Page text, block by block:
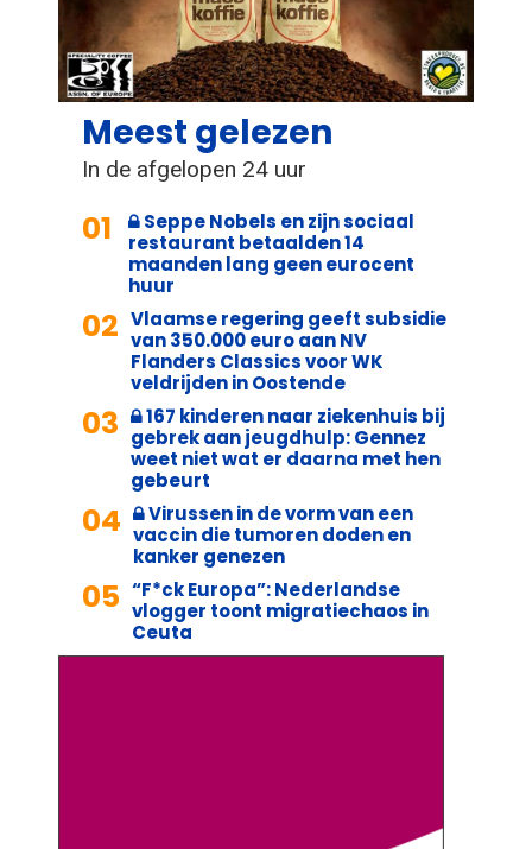
Meest gelezen
In de afgelopen 24 uur
01
Seppe Nobels en zijn sociaal
restaurant betaalden 14
maanden lang geen eurocent
huur
02 Vlaamse regering geeft subsidie
van 350.000 euro aan NV
Flanders Classics voor WK
veldrijden in Oostende
03
167 kinderen naar ziekenhuis bij
gebrek aan jeugdhulp: Gennez
weet niet wat er daarna met hen
gebeurt
04
Virussen in de vorm van een
vaccin die tumoren doden en
kanker genezen
05 “F*ck Europa”: Nederlandse
vlogger toont migratiechaos in
Ceuta